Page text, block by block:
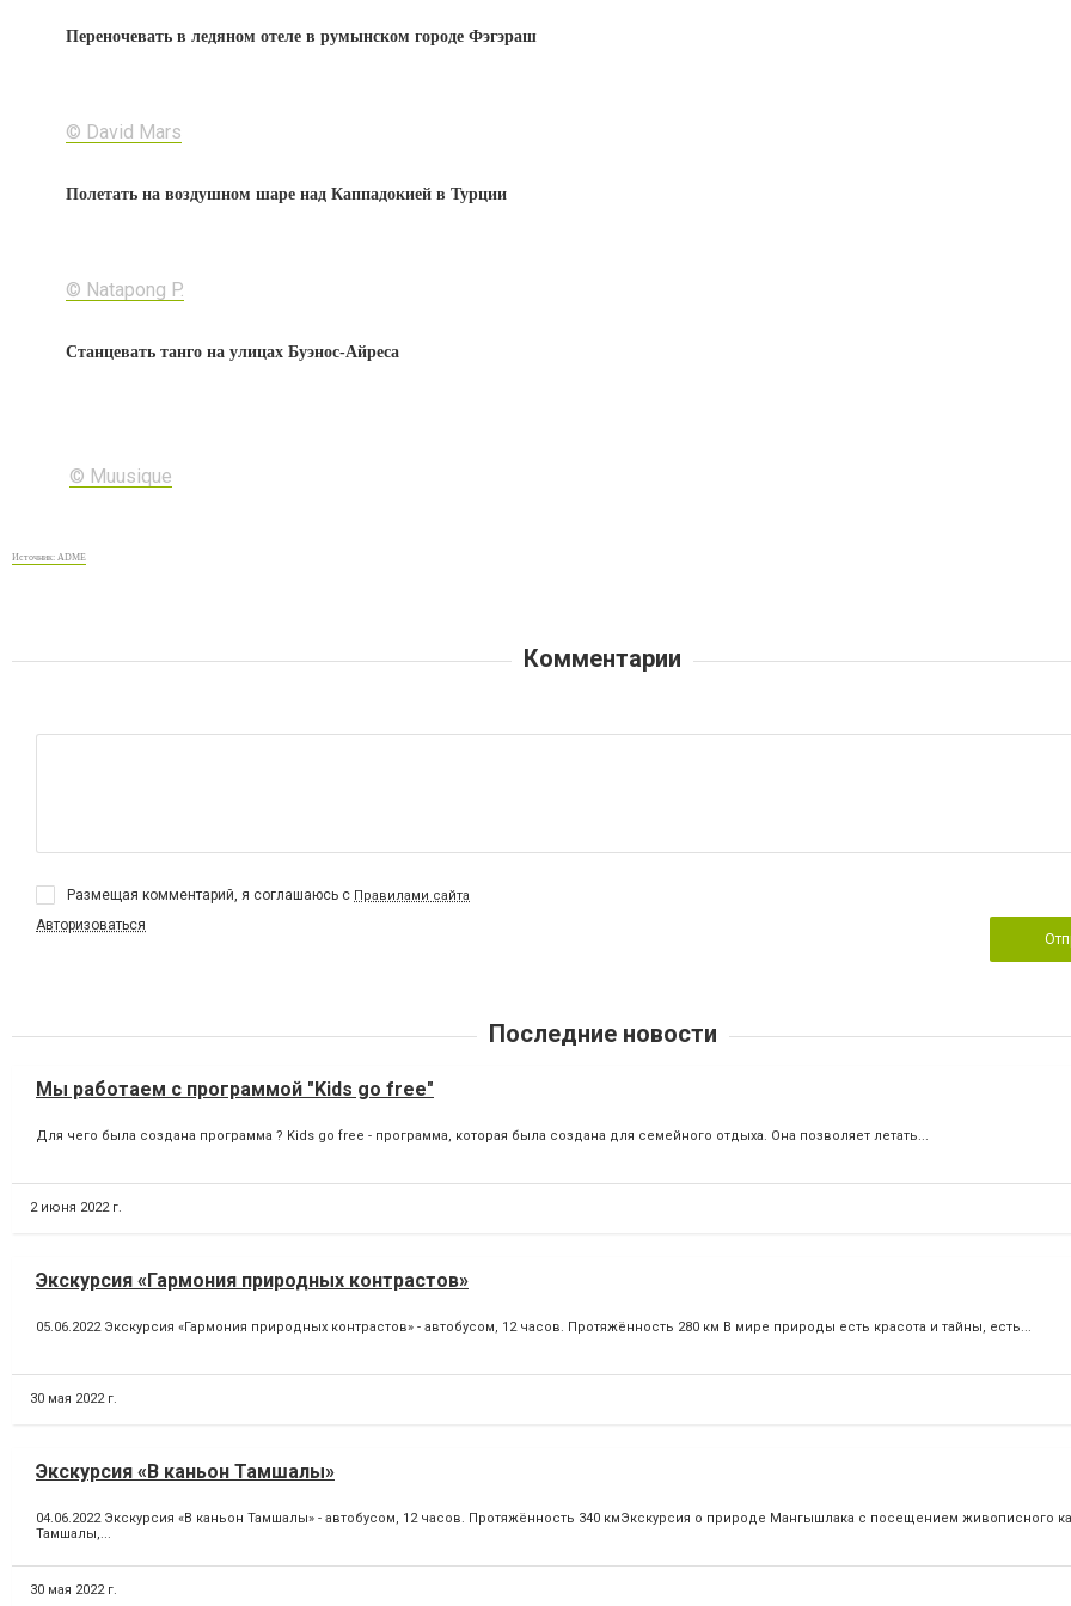
© Muusique
Переночевать в ледяном отеле в румынском городе Фэгэраш
© David Mars
Полетать на воздушном шаре над Каппадокией в Турции
© Natapong P.
Станцевать танго на улицах Буэнос-Айреса
Источник: ADME
Комментарии
Размещая комментарий, я соглашаюсь с Правилами сайта
Авторизоваться
Последние новости
Мы работаем с программой "Kids go free"
Для чего была создана программа ? Kids go free - программа, которая была создана для семейного отдыха. Она позволяет летать...
2 июня 2022 г.
Экскурсия «Гармония природных контрастов»
05.06.2022 Экскурсия «Гармония природных контрастов» - автобусом, 12 часов. Протяжённость 280 км В мире природы есть красота и тайны, есть...
30 мая 2022 г.
Экскурсия «В каньон Тамшалы»
04.06.2022 Экскурсия «В каньон Тамшалы» - автобусом, 12 часов. Протяжённость 340 кмЭкскурсия о природе Мангышлака с посещением живописного
Тамшалы,...
30 мая 2022 г.